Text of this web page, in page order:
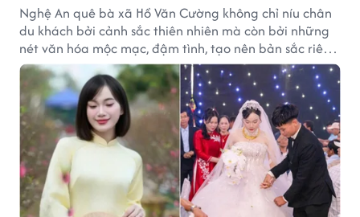
Nghệ An quê bà xã Hồ Văn Cường không chỉ níu chân
du khách bởi cảnh sắc thiên nhiên mà còn bởi những
nét văn hóa mộc mạc, đậm tình, tạo nên bản sắc riêng
của vùng đất xứ Nghệ.